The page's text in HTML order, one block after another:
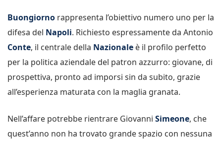
Buongiorno rappresenta l’obiettivo numero uno per la
difesa del Napoli. Richiesto espressamente da Antonio
Conte, il centrale della Nazionale è il profilo perfetto
per la politica aziendale del patron azzurro: giovane, di
prospettiva, pronto ad imporsi sin da subito, grazie
all’esperienza maturata con la maglia granata.
Nell’affare potrebbe rientrare Giovanni Simeone, che
quest’anno non ha trovato grande spazio con nessuna